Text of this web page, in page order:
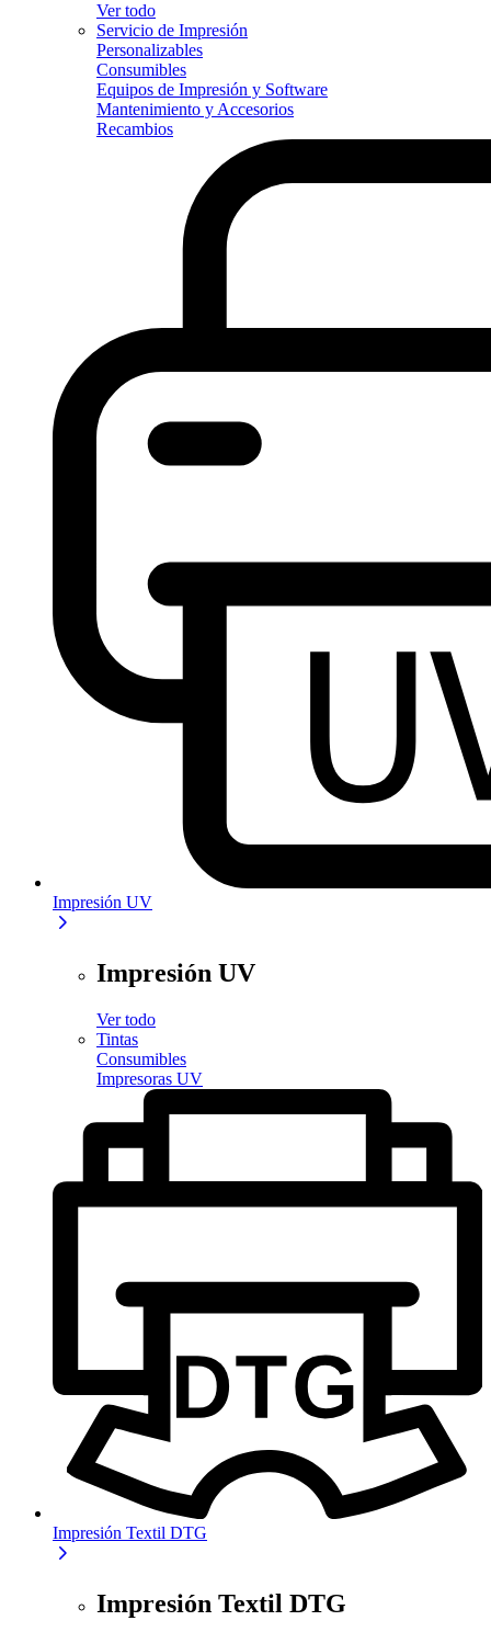
Ver todo
Servicio de Impresión
Personalizables
Consumibles
Equipos de Impresión y Software
Mantenimiento y Accesorios
Recambios
Impresión UV
Impresión UV
Ver todo
Tintas
Consumibles
Impresoras UV
Impresión Textil DTG
Impresión Textil DTG